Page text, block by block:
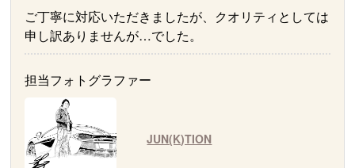
ご丁寧に対応いただきましたが、クオリティとしては
申し訳ありませんが…でした。
担当フォトグラファー
JUN(K)TION